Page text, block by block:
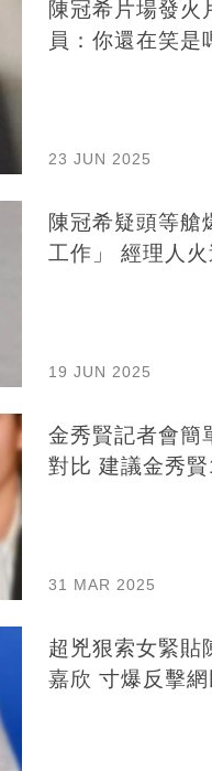
陳冠希片場發火
員：你還在笑是
23 JUN 2025
陳冠希疑頭等艙
工作」 經理人
19 JUN 2025
金秀賢記者會簡單懶人包 網友
對比 建議金秀
31 MAR 2025
超兇狠索女緊貼陳冠希
嘉欣 寸爆反擊